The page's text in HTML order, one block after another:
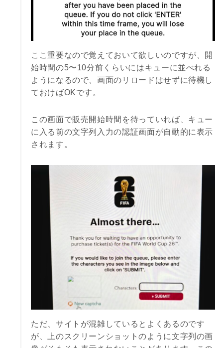
ここ重要なので覚えておいて欲しいのですが、開
始時間の5〜10分前くらいにはキューに並べれる
ようになるので、画面のリロードはせずに待機し
ておけばOKです。
この画面で販売開始時間を待っていれば、キュー
に入る前の文字列入力の認証画面が自動的に表示
されます。
ただ、サイトが混雑しているとよくあるのです
が、上のスクリーンショットのように文字列の画